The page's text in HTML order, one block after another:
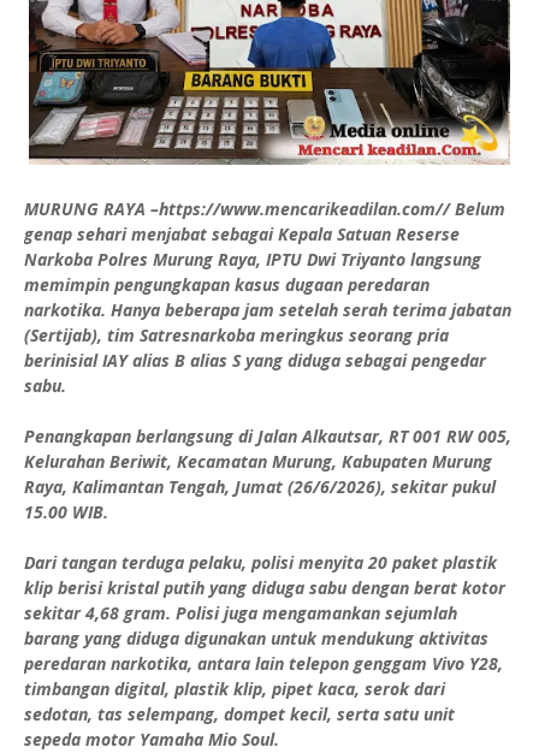
MURUNG RAYA –https://www.mencarikeadilan.com// Belum
genap sehari menjabat sebagai Kepala Satuan Reserse
Narkoba Polres Murung Raya, IPTU Dwi Triyanto langsung
memimpin pengungkapan kasus dugaan peredaran
narkotika. Hanya beberapa jam setelah serah terima jabatan
(Sertijab), tim Satresnarkoba meringkus seorang pria
berinisial IAY alias B alias S yang diduga sebagai pengedar
sabu.
Penangkapan berlangsung di Jalan Alkautsar, RT 001 RW 005,
Kelurahan Beriwit, Kecamatan Murung, Kabupaten Murung
Raya, Kalimantan Tengah, Jumat (26/6/2026), sekitar pukul
15.00 WIB.
Dari tangan terduga pelaku, polisi menyita 20 paket plastik
klip berisi kristal putih yang diduga sabu dengan berat kotor
sekitar 4,68 gram. Polisi juga mengamankan sejumlah
barang yang diduga digunakan untuk mendukung aktivitas
peredaran narkotika, antara lain telepon genggam Vivo Y28,
timbangan digital, plastik klip, pipet kaca, serok dari
sedotan, tas selempang, dompet kecil, serta satu unit
sepeda motor Yamaha Mio Soul.